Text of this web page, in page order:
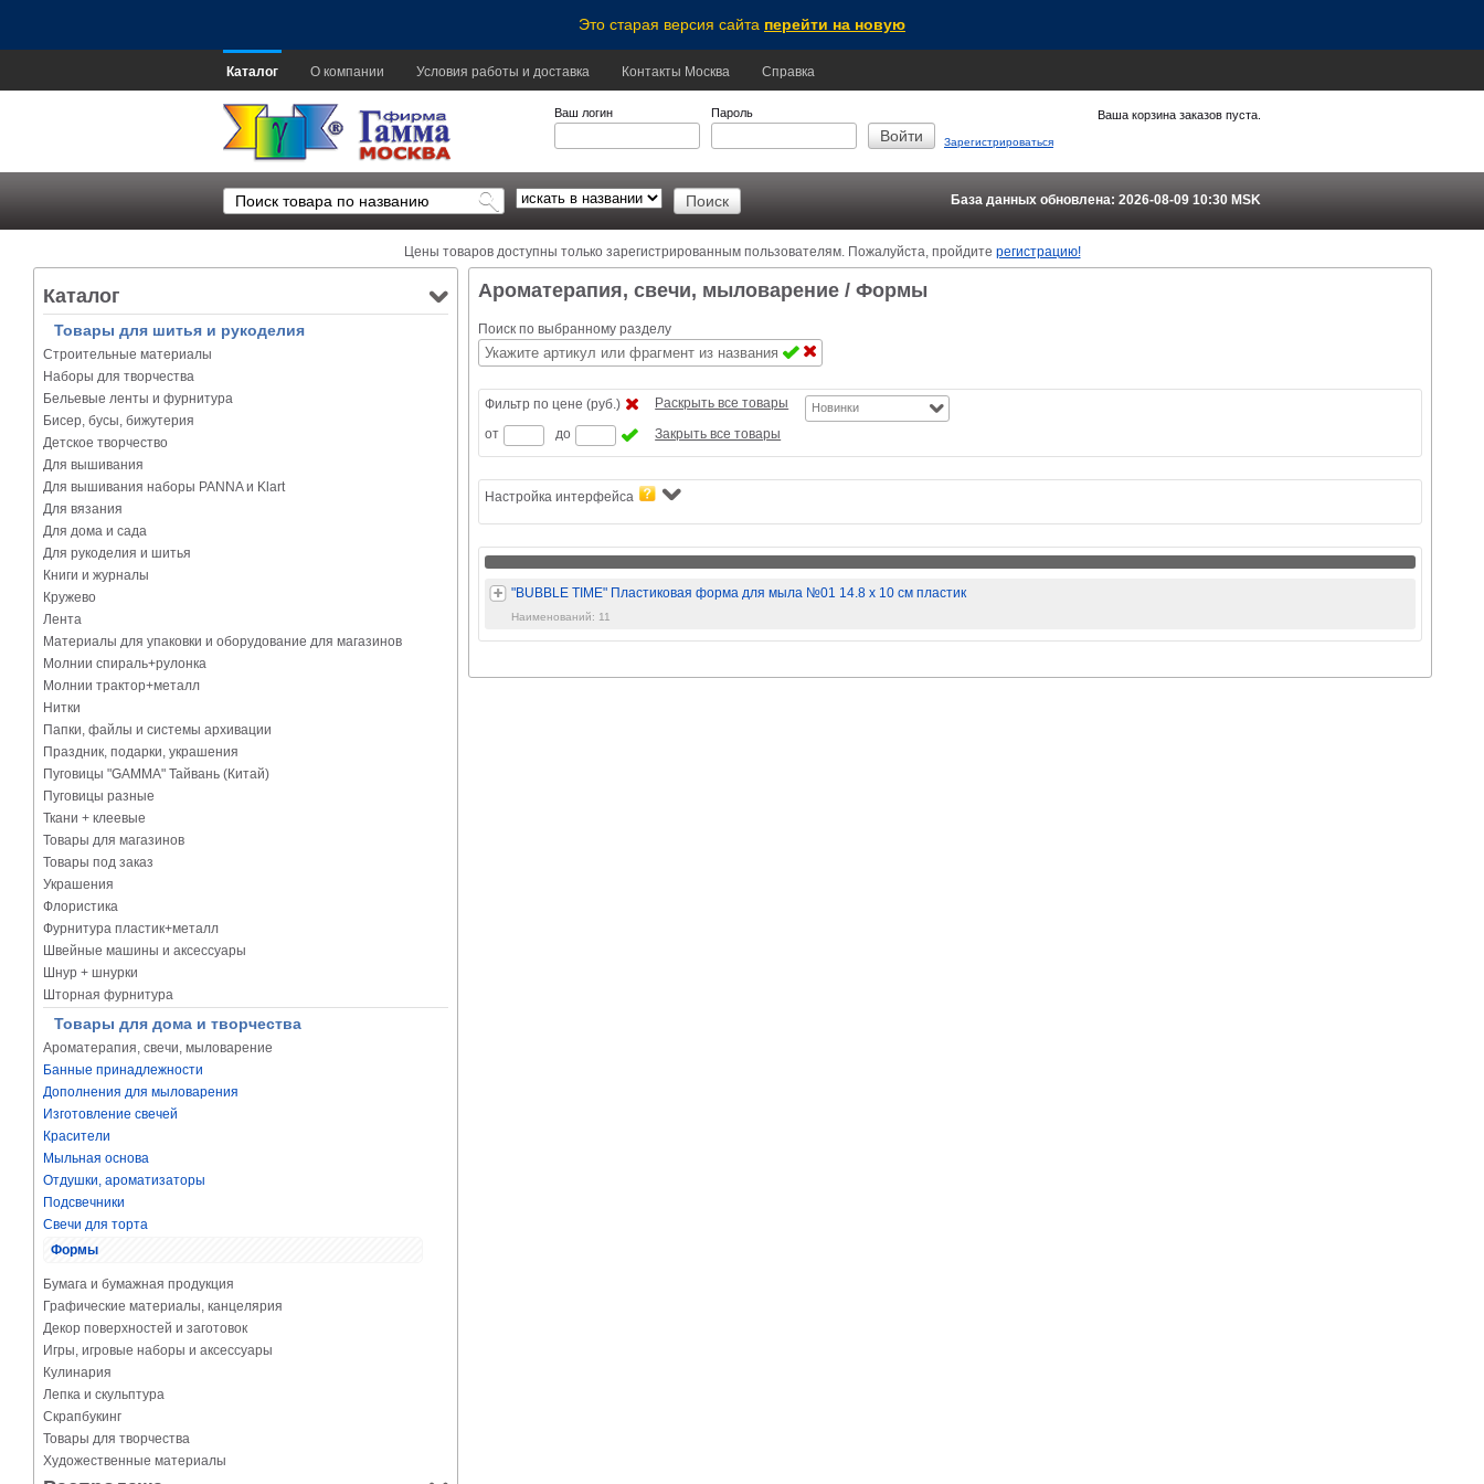
Это старая версия сайта перейти на новую
Каталог О компании Условия работы и доставка Контакты Москва Справка
Ваш логин Пароль
Зарегистрироваться
Ваша корзина заказов пуста.
База данных обновлена: 2026-08-09 10:30 MSK
Цены товаров доступны только зарегистрированным пользователям. Пожалуйста, пройдите регистрацию!
Каталог
Товары для шитья и рукоделия
Строительные материалы
Наборы для творчества
Бельевые ленты и фурнитура
Бисер, бусы, бижутерия
Детское творчество
Для вышивания
Для вышивания наборы PANNA и Klart
Для вязания
Для дома и сада
Для рукоделия и шитья
Книги и журналы
Кружево
Лента
Материалы для упаковки и оборудование для магазинов
Молнии спираль+рулонка
Молнии трактор+металл
Нитки
Папки, файлы и системы архивации
Праздник, подарки, украшения
Пуговицы "GAMMA" Тайвань (Китай)
Пуговицы разные
Ткани + клеевые
Товары для магазинов
Товары под заказ
Украшения
Флористика
Фурнитура пластик+металл
Швейные машины и аксессуары
Шнур + шнурки
Шторная фурнитура
Товары для дома и творчества
Ароматерапия, свечи, мыловарение
Банные принадлежности
Дополнения для мыловарения
Изготовление свечей
Красители
Мыльная основа
Отдушки, ароматизаторы
Подсвечники
Свечи для торта
Формы
Бумага и бумажная продукция
Графические материалы, канцелярия
Декор поверхностей и заготовок
Игры, игровые наборы и аксессуары
Кулинария
Лепка и скульптура
Скрапбукинг
Товары для творчества
Художественные материалы
Ароматерапия, свечи, мыловарение / Формы
Поиск по выбранному разделу
Фильтр по цене (руб.)
от
до
Раскрыть все товары
Закрыть все товары
Новинки
Настройка интерфейса
"BUBBLE TIME" Пластиковая форма для мыла №01 14.8 х 10 см пластик
Наименований: 11